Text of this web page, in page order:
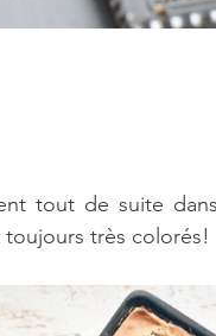
tout de suite
très colorés!